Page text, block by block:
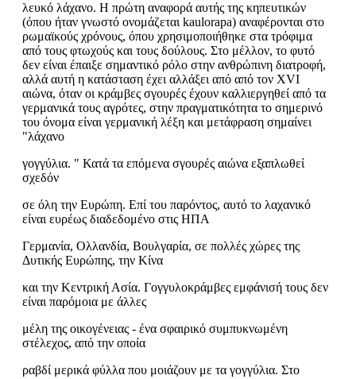
λευκό λάχανο. Η πρώτη αναφορά αυτής της κηπευτικών
(όπου ήταν γνωστό ονομάζεται kaulorapa) αναφέρονται στο
ρωμαϊκούς χρόνους, όπου χρησιμοποιήθηκε στα τρόφιμα
από τους φτωχούς και τους δούλους. Στο μέλλον, το φυτό
δεν είναι έπαιξε σημαντικό ρόλο στην ανθρώπινη διατροφή,
αλλά αυτή η κατάσταση έχει αλλάξει από από τον XVI
αιώνα, όταν οι κράμβες σγουρές έχουν καλλιεργηθεί από τα
γερμανικά τους αγρότες, στην πραγματικότητα το σημερινό
του όνομα είναι γερμανική λέξη και μετάφραση σημαίνει
"λάχανο
γογγύλια. " Κατά τα επόμενα σγουρές αιώνα εξαπλωθεί
σχεδόν
σε όλη την Ευρώπη. Επί του παρόντος, αυτό το λαχανικό
είναι ευρέως διαδεδομένο στις ΗΠΑ
Γερμανία, Ολλανδία, Βουλγαρία, σε πολλές χώρες της
Δυτικής Ευρώπης, την Κίνα
και την Κεντρική Ασία. Γογγυλοκράμβες εμφάνισή τους δεν
είναι παρόμοια με άλλες
μέλη της οικογένειας - ένα σφαιρικό συμπυκνωμένη
στέλεχος, από την οποία
ραβδί μερικά φύλλα που μοιάζουν με τα γογγύλια. Στο